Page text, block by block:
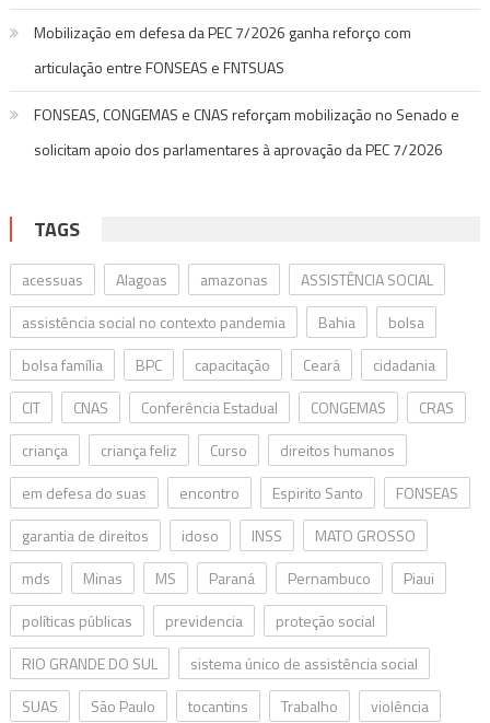
Mobilização em defesa da PEC 7/2026 ganha reforço com
articulação entre FONSEAS e FNTSUAS
FONSEAS, CONGEMAS e CNAS reforçam mobilização no Senado e
solicitam apoio dos parlamentares à aprovação da PEC 7/2026
TAGS
acessuas Alagoas amazonas
ASSISTÊNCIA SOCIAL
assistência social no contexto pandemia
Bahia
bolsa
bolsa família
BPC capacitação Ceará
cidadania
CIT
CNAS Conferência Estadual CONGEMAS
CRAS
criança
criança feliz Curso
direitos humanos
em defesa do suas
encontro Espirito Santo
FONSEAS
garantia de direitos
idoso INSS
MATO GROSSO
mds
Minas MS Paraná Pernambuco
Piaui
políticas públicas
previdencia
proteção social
RIO GRANDE DO SUL
sistema único de assistência social
SUAS
São Paulo tocantins Trabalho violência